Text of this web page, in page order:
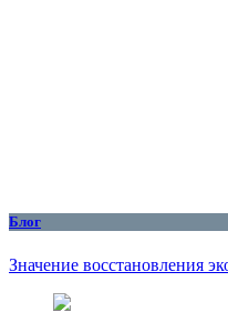
Блог
Значение восстановления